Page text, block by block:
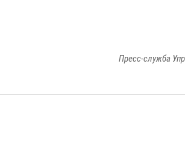
Пресс-служба